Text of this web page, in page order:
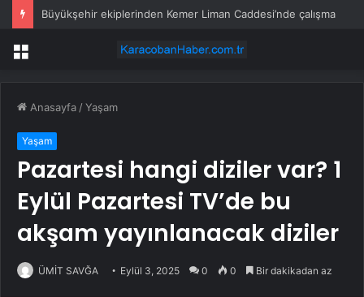
Büyükşehir ekiplerinden Kemer Liman Caddesi’nde çalışma
Menü
Anasayfa /Yaşam
Yaşam
Pazartesi hangi diziler var? 1
Eylül Pazartesi TV’de bu
akşam yayınlanacak diziler
ÜMİT SAVĞA Eylül 3, 2025 0 0 Bir dakikadan az